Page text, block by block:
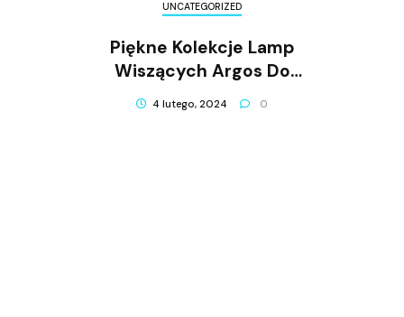
UNCATEGORIZED
Piękne Kolekcje Lamp
Wiszących Argos Do
Twojego Wnętrza
4 lutego, 2024 0